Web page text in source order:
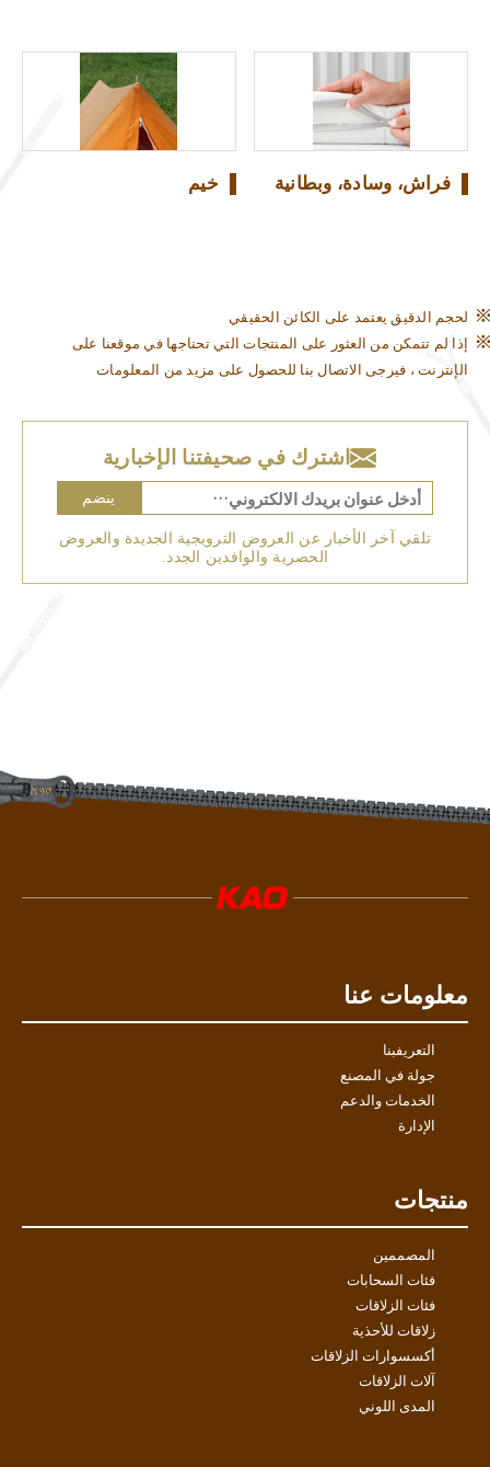
خيم فراش، وسادة، وبطانية
لحجم الدقيق يعتمد على الكائن الحقيقي
إذا لم تتمكن من العثور على المنتجات التي تحتاجها في موقعنا على
الإنترنت ، فيرجى الاتصال بنا للحصول على مزيد من المعلومات
اشترك في صحيفتنا الإخبارية
ينضم
تلقي آخر الأخبار عن العروض الترويجية الجديدة والعروض
الحصرية والوافدين الجدد.
معلومات عنا
التعريفبنا
جولة في المصنع
الخدمات والدعم
الإدارة
منتجات
المصممين
فئات السحابات
فئات الزلاقات
زلاقات للأحذية
أكسسوارات الزلاقات
آلات الزلاقات
المدى اللوني